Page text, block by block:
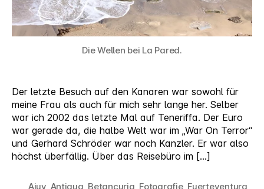
Die Wellen bei La Pared.
Der letzte Besuch auf den Kanaren war sowohl für
meine Frau als auch für mich sehr lange her. Selber
war ich 2002 das letzte Mal auf Teneriffa. Der Euro
war gerade da, die halbe Welt war im „War On Terror“
und Gerhard Schröder war noch Kanzler. Er war also
höchst überfällig. Über das Reisebüro im […]
Ajuy, Antigua, Betancuria, Fotografie, Fuerteventura,